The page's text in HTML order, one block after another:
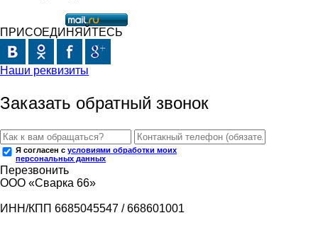
ПРИСОЕДИНЯЙТЕСЬ
Наши реквизиты
Заказать обратный звонок
Я согласен с условиями обработки моих
персональных данных
Перезвонить
ООО «Сварка 66»
ИНН/КПП 6685045547 / 668601001